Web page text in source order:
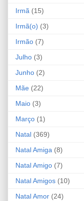
Irmã (15)
Irmã(o) (3)
Irmão (7)
Julho (3)
Junho (2)
Mãe (22)
Maio (3)
Março (1)
Natal (369)
Natal Amiga (8)
Natal Amigo (7)
Natal Amigos (10)
Natal Amor (24)